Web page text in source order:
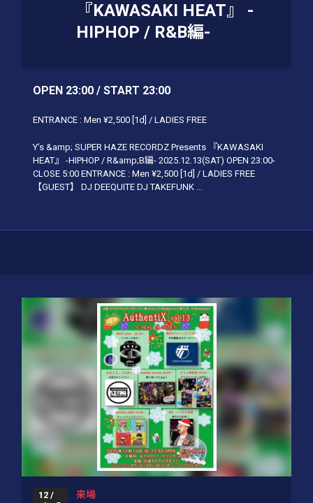
『KAWASAKI HEAT』 -
HIPHOP / R&B編-
OPEN 23:00 / START 23:00
ENTRANCE : Men ¥2,500 [1d] / LADIES FREE
Y’s &amp; SUPER HAZE RECORDZ Presents 『KAWASAKI
HEAT』 -HIPHOP / R&amp;B編- 2025.12.13(SAT) OPEN 23:00-
CLOSE 5:00 ENTRANCE : Men ¥2,500 [1d] / LADIES FREE
【GUEST】 DJ DEEQUITE DJ TAKEFUNK ...
12 / 来場